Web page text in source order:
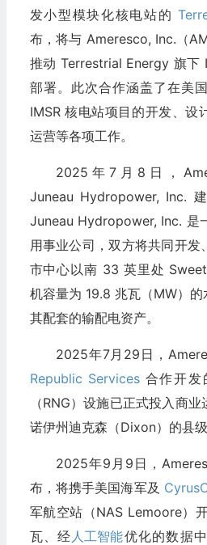
发小型模块化核电站的
布，将与 Ameresco, Inc.（
推动 Terrestrial Energy 旗下
部署。此次合作涵盖了在美
IMSR 核电站项目的开发、设
运营等各项工作。
2025年7月8日，
Juneau Hydropower, Inc.
Juneau Hydropower, Inc. 是
用事业公司，双方将共同开
市中心以南 33 英里处
机容量为 19.8 兆瓦（MW）
其配套的输配电资产。
2025年7月29日，
Republic Services合作开发
（RNG）设施已正式投入商
诺伊州迪克森（Dixon）的县级
2025年9月9日，
布，将携手美国海军及
军航空站（NAS Lemoore）
瓦、经 人工智能优化的数据